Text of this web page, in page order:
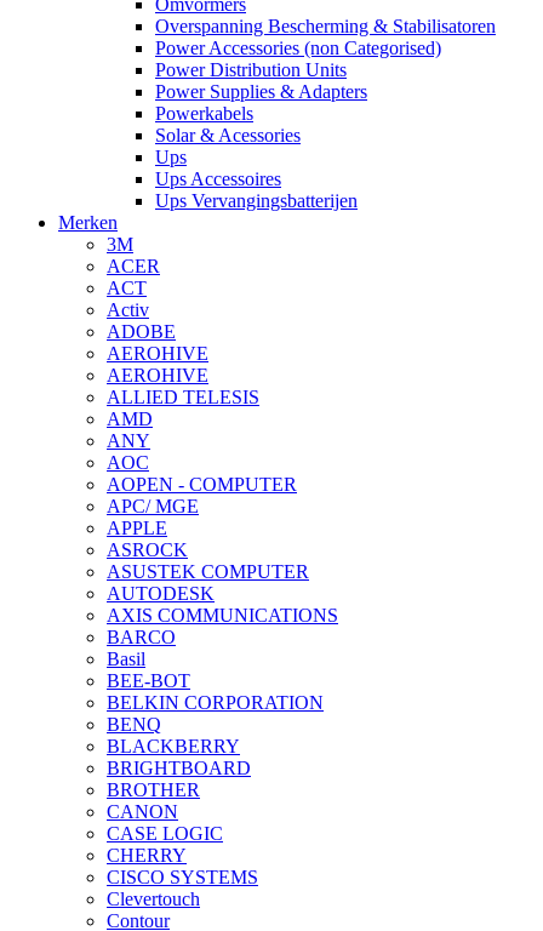
Overspanning Bescherming & Stabilisatoren
Power Accessories (non Categorised)
Power Distribution Units
Power Supplies & Adapters
Powerkabels
Solar & Acessories
Ups
Ups Accessoires
Ups Vervangingsbatterijen
Merken
3M
ACER
ACT
Activ
ADOBE
AEROHIVE
AEROHIVE
ALLIED TELESIS
AMD
ANY
AOC
AOPEN - COMPUTER
APC/ MGE
APPLE
ASROCK
ASUSTEK COMPUTER
AUTODESK
AXIS COMMUNICATIONS
BARCO
Basil
BEE-BOT
BELKIN CORPORATION
BENQ
BLACKBERRY
BRIGHTBOARD
BROTHER
CANON
CASE LOGIC
CHERRY
CISCO SYSTEMS
Clevertouch
Contour